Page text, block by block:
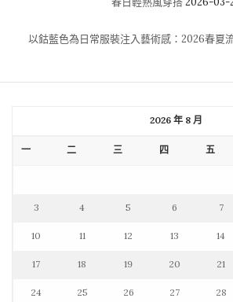
以鈷藍色為日常服裝注入藝術感：2026春夏
2026 年 8 月
一 二 三 四 五
3 4 5 6 7
10 11 12 13 14
17 18 19 20 21
24 25 26 27 28